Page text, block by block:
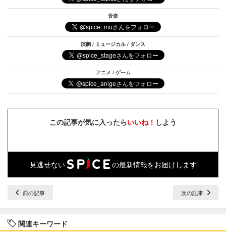
音楽
演劇 / ミュージカル / ダンス
アニメ / ゲーム
この記事が気に入ったらいいね！ しよう
見逃せない の最新情報をお届けします
前の記事 次の記事
関連キーワード